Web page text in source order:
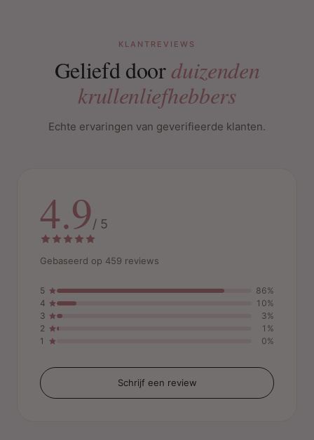
Spoel grondig uit met lauwwarm water en was met
KLANTREVIEWS
Geliefd doorduizenden
krullenliefhebbers
Echte ervaringen van geverifieerde klanten.
4.9/ 5
Gebaseerd op 459 reviews
5
86%
4
10%
3
3%
2
1%
1
0%
Schrijf een review